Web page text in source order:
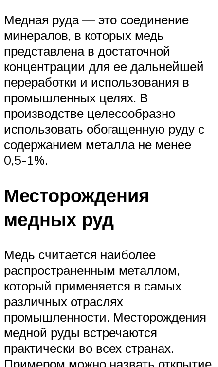
Медная руда — это соединение
минералов, в которых медь
представлена в достаточной
концентрации для ее дальнейшей
переработки и использования в
промышленных целях. В
производстве целесообразно
использовать обогащенную руду с
содержанием металла не менее
0,5-1%.
Месторождения
медных руд
Медь считается наиболее
распространенным металлом,
который применяется в самых
различных отраслях
промышленности. Месторождения
медной руды встречаются
практически во всех странах.
Примером можно назвать открытие